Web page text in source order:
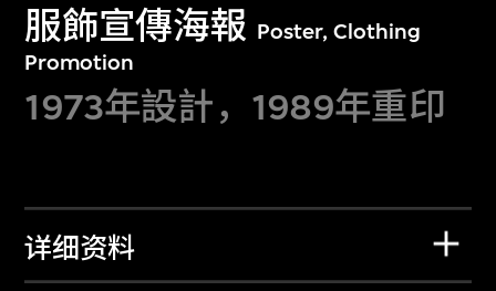
服飾宣傳海報 Poster, Clothing
Promotion
1973年設計，1989年重印
详细资料